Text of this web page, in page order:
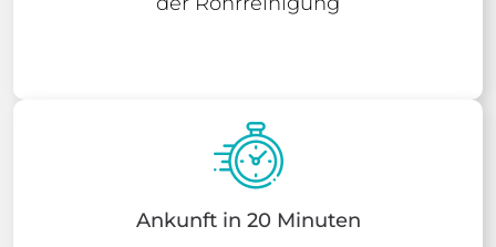
Ankunft in 20 Minuten